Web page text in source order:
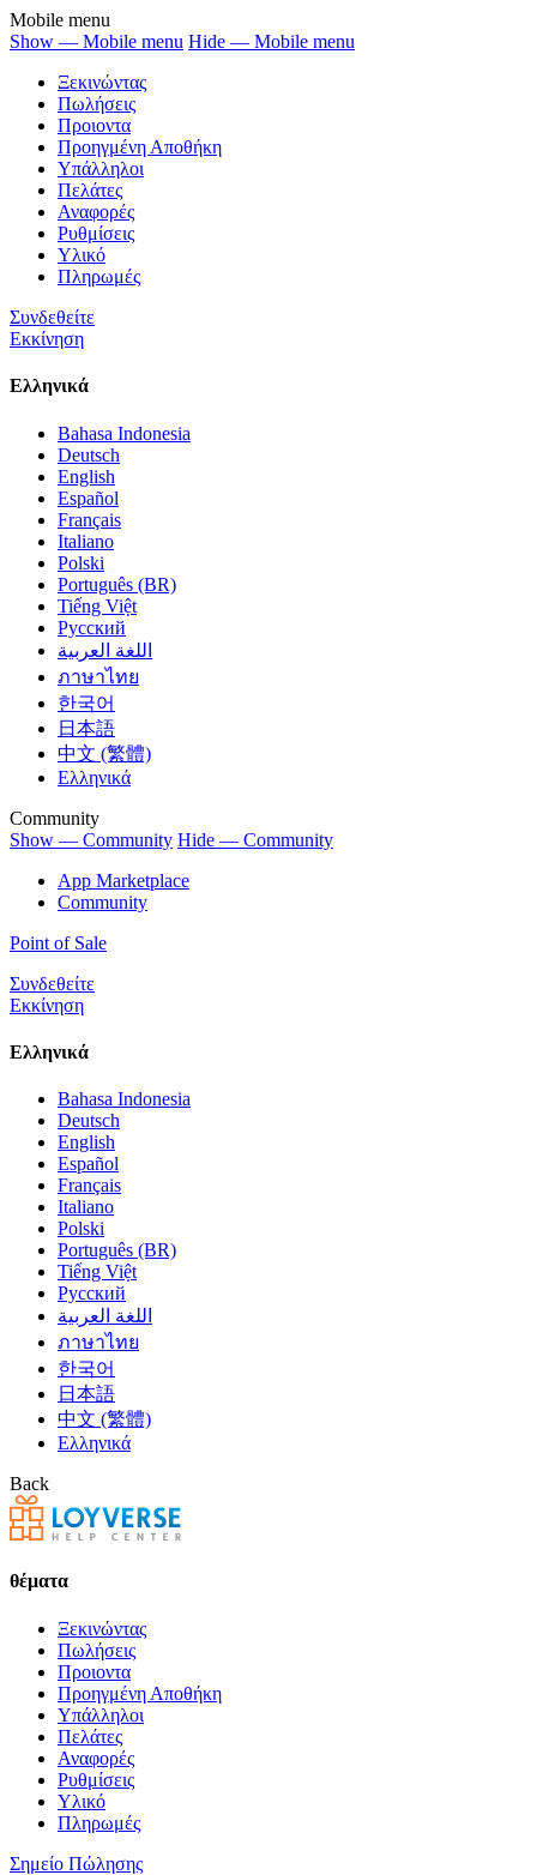
Mobile menu
Show — Mobile menu Hide — Mobile menu
Ξεκινώντας
Πωλήσεις
Προιοντα
Προηγμένη Αποθήκη
Υπάλληλοι
Πελάτες
Αναφορές
Ρυθμίσεις
Υλικό
Πληρωμές
Συνδεθείτε
Εκκίνηση
Ελληνικά
Bahasa Indonesia
Deutsch
English
Español
Français
Italiano
Polski
Português (BR)
Tiếng Việt
Русский
اللغة العربية
ภาษาไทย
한국어
日本語
中文 (繁體)
Ελληνικά
Community
Show — Community Hide — Community
App Marketplace
Community
Point of Sale
Συνδεθείτε
Εκκίνηση
Ελληνικά
Bahasa Indonesia
Deutsch
English
Español
Français
Italiano
Polski
Português (BR)
Tiếng Việt
Русский
اللغة العربية
ภาษาไทย
한국어
日本語
中文 (繁體)
Ελληνικά
Back
θέματα
Ξεκινώντας
Πωλήσεις
Προιοντα
Προηγμένη Αποθήκη
Υπάλληλοι
Πελάτες
Αναφορές
Ρυθμίσεις
Υλικό
Πληρωμές
Σημείο Πώλησης